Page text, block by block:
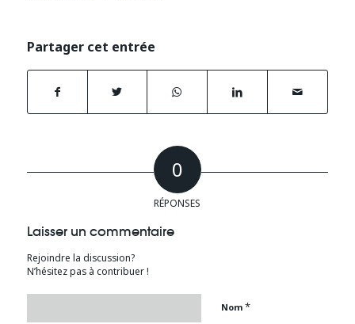
Partager cet entrée
0
RÉPONSES
Laisser un commentaire
Rejoindre la discussion?
N’hésitez pas à contribuer !
Nom *